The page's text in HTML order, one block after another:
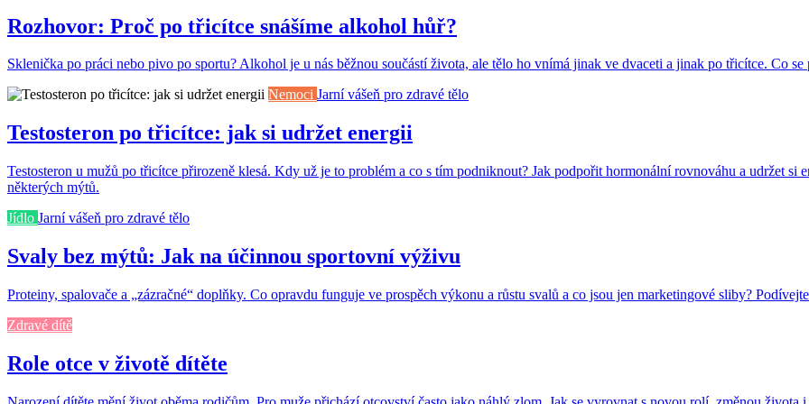
Rozhovor: Proč po třicítce snášíme alkohol hůř?
Sklenička po práci nebo pivo po sportu? Alkohol je u nás běžnou součástí života, ale tělo ho vnímá jinak ve dvaceti a jinak po třicítce. Co
Nemoci Jarní vášeň pro zdravé tělo
Testosteron po třicítce: jak si udržet energii
Testosteron u mužů po třicítce přirozeně klesá. Kdy už je to problém a co s tím podniknout? Jak podpořit hormonální rovnováhu a udržet
některých mýtů.
Jídlo Jarní vášeň pro zdravé tělo
Svaly bez mýtů: Jak na účinnou sportovní výživu
Proteiny, spalovače a „zázračné“ doplňky. Co opravdu funguje ve prospěch výkonu a růstu svalů a co jsou jen marketingové sliby?
Zdravé dítě
Role otce v životě dítěte